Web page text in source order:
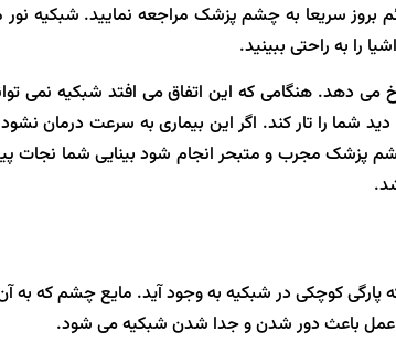
سریعا به چشم پزشک مراجعه نمایید. شبکیه نور
را به راحتی ببینید.
دهد. هنگامی که این اتفاق می افتد شبکیه نمی
شما را تار کند. اگر این بیماری به سرعت درمان
پزشک مجرب و متبحر انجام شود بینایی شما نجات
کوچکی در شبکیه به وجود آید. مایع چشم که به
عمل باعث دور شدن و جدا شدن شبکیه می شود.